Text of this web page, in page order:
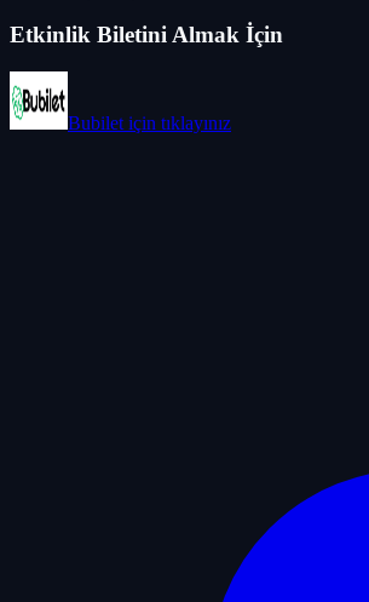
Etkinlik Biletini Almak İçin
Bubilet için tıklayınız